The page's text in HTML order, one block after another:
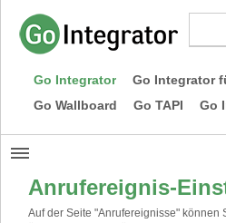
Go Integrator Go Integrator
Go Wallboard
Go TAPI Go
Anrufereignis-
Auf der Seite "Anrufereignisse" können